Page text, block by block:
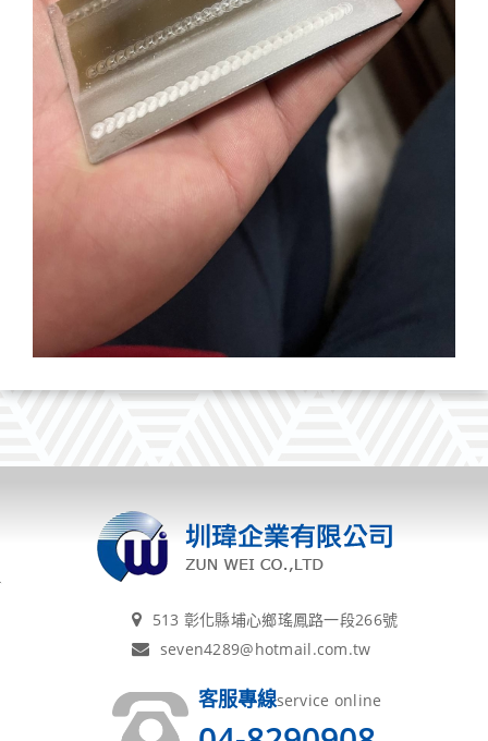
513 彰化縣埔心鄉瑤鳳路一段266號
seven4289@hotmail.com.tw
客服專線service online